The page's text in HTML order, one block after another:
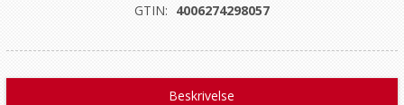
GTIN: 4006274298057
Beskrivelse